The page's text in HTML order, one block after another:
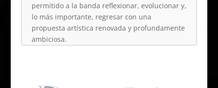
permitido a la banda reflexionar, evolucionar y,
lo más importante, regresar con una
propuesta artística renovada y profundamente
ambiciosa.